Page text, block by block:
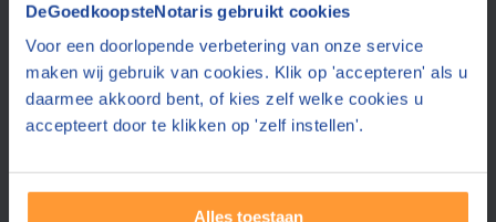
DeGoedkoopsteNotaris gebruikt cookies
Voor een doorlopende verbetering van onze service
maken wij gebruik van cookies. Klik op 'accepteren' als u
daarmee akkoord bent, of kies zelf welke cookies u
accepteert door te klikken op 'zelf instellen'.
Alles toestaan
De notaris stuurt de offerte aan dit e-mailadres
Telefoonnummer
Postcode